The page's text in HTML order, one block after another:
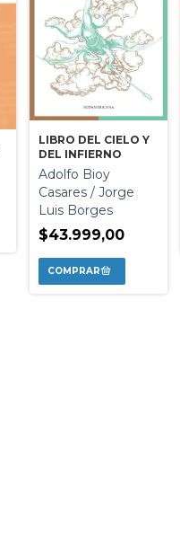
LIBRO DEL CIELO Y
DEL INFIERNO
Adolfo Bioy
Casares / Jorge
Luis Borges
$43.999,00